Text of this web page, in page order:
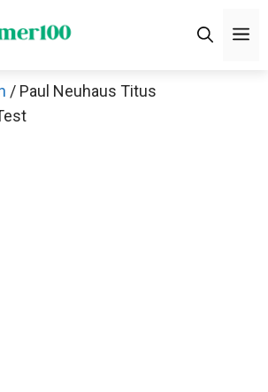
/ Paul Neuhaus Titus